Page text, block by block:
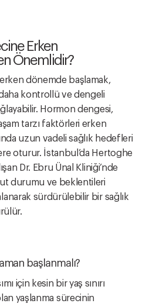
dönemde başlamak,
kontrollü ve dengeli
Hormon dengesi,
tarzı faktörleri erken
uzun vadeli sağlık hedefleri
oturur. İstanbul’da Hertoghe
Dr. Ebru Ünal Kliniği’nde
durumu ve beklentileri
sürdürülebilir bir sağlık
Erken
Önemlidir?
başlanmalı?
için kesin bir yaş sınırı
yaşlanma sürecinin